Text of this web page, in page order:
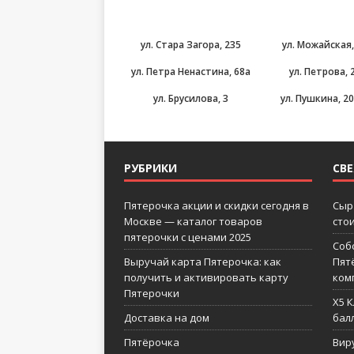
ул. Стара Загора, 235 ул.
ул. Петра Ненастина, 68а
ул. Петрова,
ул. Брусилова, 3
ул. Пушкина,
РУБРИКИ
Пятерочка акции и скидки сегодня в
Москве — каталог товаров
пятерочки с ценами 2025
Выручай карта Пятерочка: как
получить и активировать карту
Пятерочки
Доставка на дом
Пятёрочка
Сыр
X5